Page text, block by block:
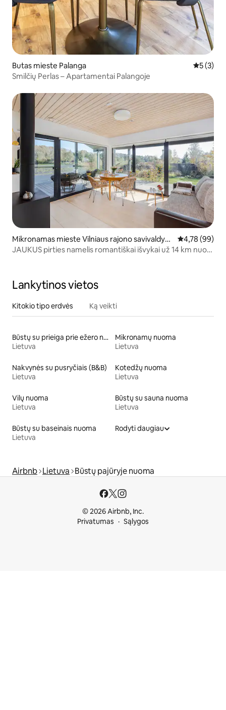
Butas mieste Palanga Vidutinis
5 (3)
Smilčių Perlas – Apartamentai Palangoje
Mikronamas mieste Vilniaus rajono savivaldyb
ė
Vidutinis
4,78 (99)
JAUKUS pirties namelis romantiškai išvykai už 14 km nuo
Lankytinos vietos
Kitokio tipo erdvės Ką veikti
Būstų su prieiga prie ežero nuoma
Lietuva
Mikronamų nuoma
Lietuva
Nakvynės su pusryčiais (B&B)
Lietuva
Kotedžų nuoma
Lietuva
Vilų nuoma
Lietuva
Būstų su sauna nuoma
Lietuva
Būstų su baseinais nuoma
Lietuva
Rodyti daugiau
Airbnb Lietuva Būstų pajūryje nuoma
© 2026 Airbnb, Inc.
Privatumas
Sąlygos